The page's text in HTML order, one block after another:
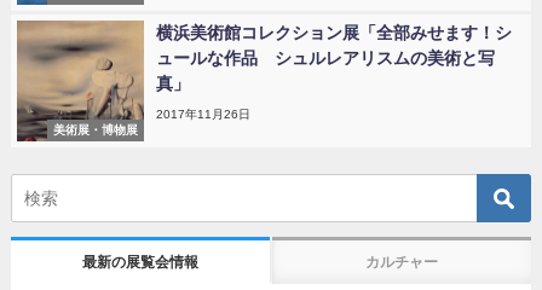
美術展・博物展
横浜美術館コレクション展「全部みせます！シ
ュールな作品 シュルレアリスムの美術と写
真」
2017年11月26日
最新の展覧会情報 カルチャー